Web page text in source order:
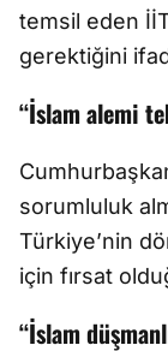
temsil eden
gerektiğini
“İslam alemi
sorumluluk
Türkiye’nin
için fırsat
“İslam